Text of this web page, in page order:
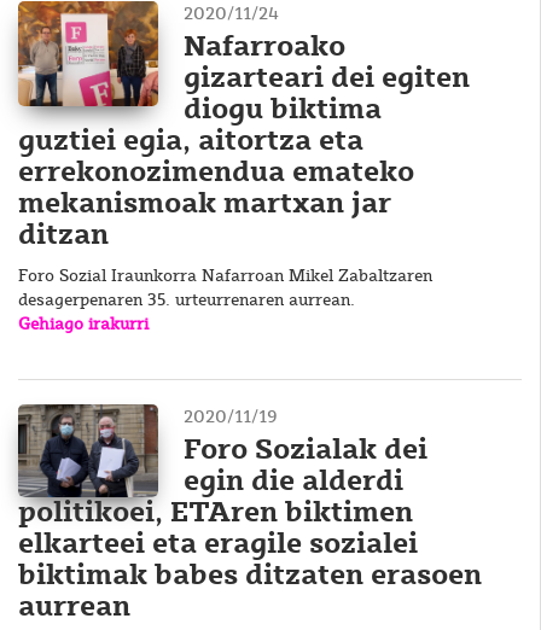
2020/11/24
Nafarroako
gizarteari dei egiten
diogu biktima
guztiei egia, aitortza eta
errekonozimendua emateko
mekanismoak martxan jar
ditzan
Foro Sozial Iraunkorra Nafarroan Mikel Zabaltzaren
desagerpenaren 35. urteurrenaren aurrean.
Gehiago irakurri
2020/11/19
Foro Sozialak dei
egin die alderdi
politikoei, ETAren biktimen
elkarteei eta eragile sozialei
biktimak babes ditzaten erasoen
aurrean